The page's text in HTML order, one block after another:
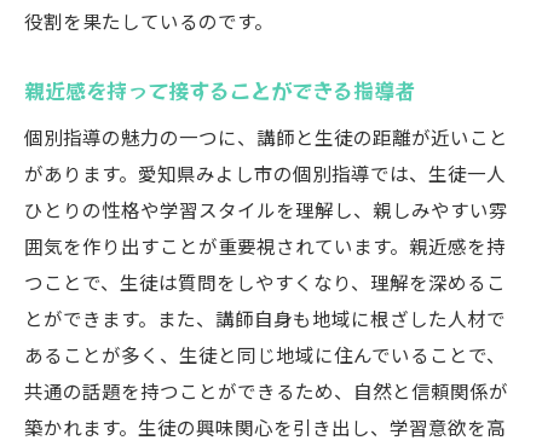
役割を果たしているのです。
親近感を持って接することができる指導者
個別指導の魅力の一つに、講師と生徒の距離が近いこと
があります。愛知県みよし市の個別指導では、生徒一人
ひとりの性格や学習スタイルを理解し、親しみやすい雰
囲気を作り出すことが重要視されています。親近感を持
つことで、生徒は質問をしやすくなり、理解を深めるこ
とができます。また、講師自身も地域に根ざした人材で
あることが多く、生徒と同じ地域に住んでいることで、
共通の話題を持つことができるため、自然と信頼関係が
築かれます。生徒の興味関心を引き出し、学習意欲を高